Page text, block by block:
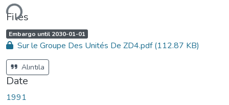
Files
A
c
c
e
s
s
s
t
a
u
s
Embargo until 2030-01-01,
Sur le Groupe Des Unités De ZD4.pdf(112.87 KB)
Alıntıla
Date
1991